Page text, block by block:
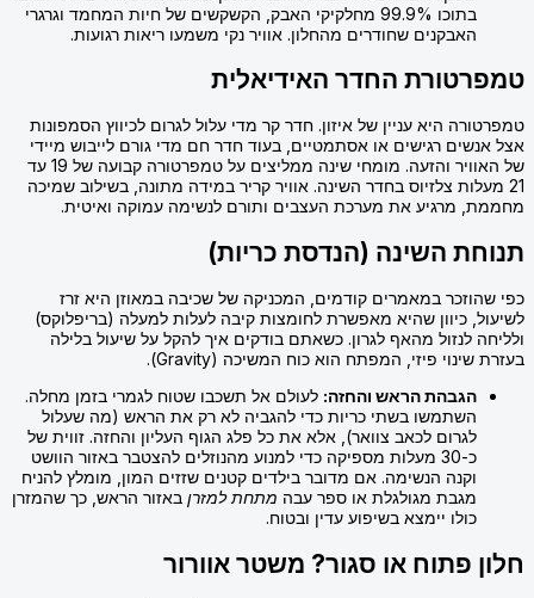
בתוכו 99.9% מחלקיקי האבק, הקשקשים של חיות המחמד וגרגרי
האבקנים שחודרים מהחלון. אוויר נקי משמעו ריאות רגועות.
טמפרטורת החדר האידיאלית
טמפרטורה היא עניין של איזון. חדר קר מדי עלול לגרום לכיווץ הסמפונות
אצל אנשים רגישים או אסתמטיים, בעוד חדר חם מדי גורם לייבוש מיידי
של האוויר והזעה. מומחי שינה ממליצים על טמפרטורה קבועה של 19 עד
21 מעלות צלזיוס בחדר השינה. אוויר קריר במידה מתונה, בשילוב שמיכה
מחממת, מרגיע את מערכת העצבים ותורם לנשימה עמוקה ואיטית.
תנוחת השינה (הנדסת כריות)
כפי שהוזכר במאמרים קודמים, המכניקה של שכיבה במאוזן היא זרז
לשיעול, כיוון שהיא מאפשרת לחומצות קיבה לעלות למעלה (בריפלוקס)
ולליחה לנזול מהאף לגרון. כשאתם בודקים איך להקל על שיעול בלילה
בעזרת שינוי פיזי, המפתח הוא כוח המשיכה (Gravity).
הגבהת הראש והחזה: לעולם אל תשכבו שטוח לגמרי בזמן מחלה.
השתמשו בשתי כריות כדי להגביה לא רק את הראש (מה שעלול
לגרום לכאב צוואר), אלא את כל פלג הגוף העליון והחזה. זווית של
כ-30 מעלות מספיקה כדי למנוע מהנוזלים להצטבר באזור הוושט
וקנה הנשימה. אם מדובר בילדים קטנים שזזים המון, מומלץ להניח
מגבת מגולגלת או ספר עבה מתחת למזרן באזור הראש, כך שהמזרן
כולו יימצא בשיפוע עדין ובטוח.
חלון פתוח או סגור? משטר אוורור